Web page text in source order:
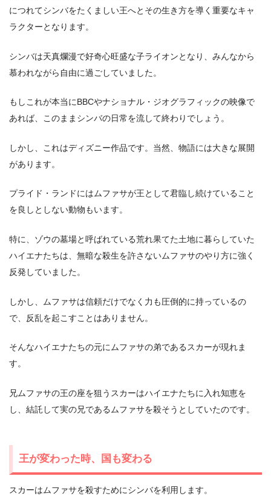
につれてシンバをたくましい王へとその生き方を導く重要なキャ
ラクターとなります。
シンバは天真爛漫で好奇心旺盛な子ライオンとなり、みんなから
慕われながら自由に過ごしていました。
もしこれが本当にBBCやナショナル・ジオグラフィックの映像で
あれば、このままシンバの日常を流して終わりでしょう。
しかし、これはディズニー作品です。当然、物語には大きな展開
があります。
プライド・ランドにはムファサが王として君臨し続けていること
を良しとしない動物もいます。
特に、ゾウの墓場と呼ばれている荒れ果てた土地に暮らしていた
ハイエナたちは、無暗な殺生を許さないムファサのやり方に強く
反発していました。
しかし、ムファサは信頼だけでなく力も圧倒的に持っているの
で、反乱を起こすことはありません。
そんなハイエナたちの元にムファサの弟であるスカーが現れま
す。
兄ムファサの王の座を狙うスカーはハイエナたちに入れ知恵を
し、結託して実の兄であるムファサを殺そうとしていたのです。
王が変わった時、国も変わる
スカーはムファサを殺すためにシンバを利用します。